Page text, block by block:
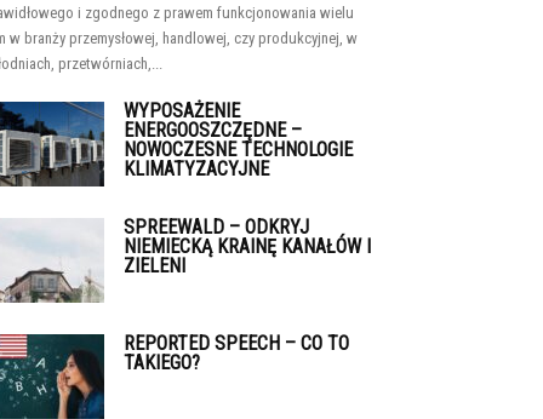
i zgodnego z prawem funkcjonowania wielu
w branży przemysłowej, handlowej, czy produkcyjnej, w
przetwórniach,...
WYPOSAŻENIE
ENERGOOSZCZĘDNE –
NOWOCZESNE TECHNOLOGIE
KLIMATYZACYJNE
SPREEWALD – ODKRYJ
NIEMIECKĄ KRAINĘ KANAŁÓW I
ZIELENI
REPORTED SPEECH – CO TO
TAKIEGO?